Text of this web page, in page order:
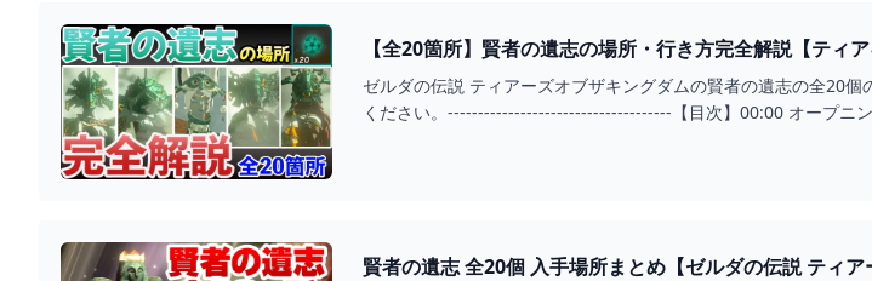
【全20箇所】賢者の遺志の場所・行き方完全解説【ティ
ゼルダの伝説 ティアーズオブザキングダムの賢者の遺志の全20
ください。-------------------------------------【目次】00:00 オープニ
賢者の遺志 全20個 入手場所まとめ【ゼルダの伝説 ティ